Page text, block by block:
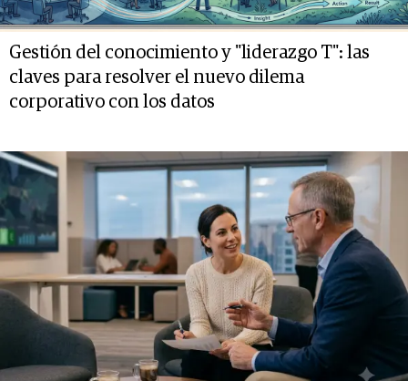
Gestión del conocimiento y "liderazgo T": las
claves para resolver el nuevo dilema
corporativo con los datos